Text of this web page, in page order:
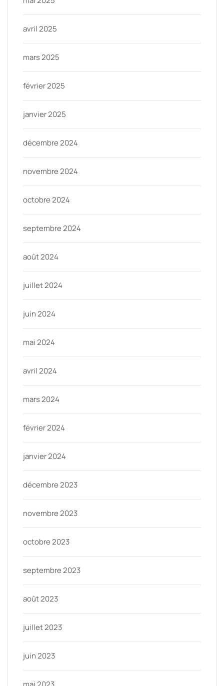
avril 2025
mars 2025
février 2025
janvier 2025
décembre 2024
novembre 2024
octobre 2024
septembre 2024
août 2024
juillet 2024
juin 2024
mai 2024
avril 2024
mars 2024
février 2024
janvier 2024
décembre 2023
novembre 2023
octobre 2023
septembre 2023
août 2023
juillet 2023
juin 2023